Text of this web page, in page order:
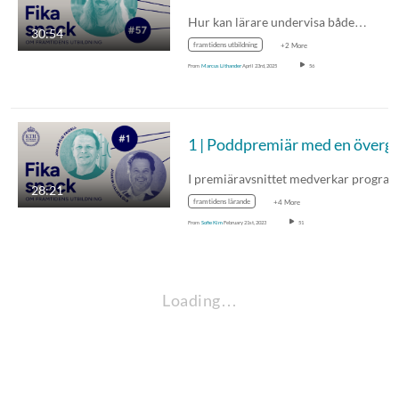
30:54
Hur kan lärare undervisa både…
framtidens utbildning +2 More
From Marcus LithanderApril 23rd, 2025 56
28:21
framtidens lärande +4 More
From Sofie KimFebruary 21st, 2023 51
Loading…